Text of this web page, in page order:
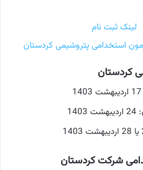
لینک ثبت نام
استخدامی پتروشیمی کردستان
کردستان
شرکت کردستان